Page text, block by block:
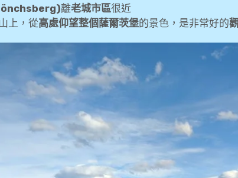
離老城市區很近
上，從高處仰望整個薩爾茨堡的景色，是非常好的